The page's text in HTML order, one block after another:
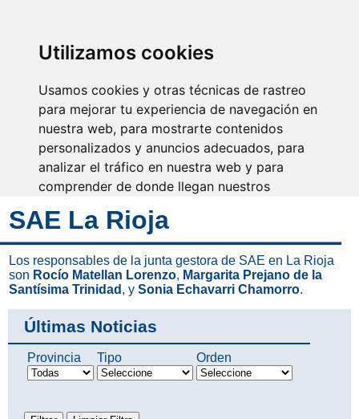
Utilizamos cookies
Usamos cookies y otras técnicas de rastreo
para mejorar tu experiencia de navegación en
nuestra web, para mostrarte contenidos
personalizados y anuncios adecuados, para
analizar el tráfico en nuestra web y para
comprender de donde llegan nuestros
Aceptar
Rechazar
Configurar
Nuestra actividad es
fundamental
SAE La Rioja
Los responsables de la junta gestora de SAE en La Rioja
son Rocío Matellan Lorenzo, Margarita Prejano de la
Santísima Trinidad , ySonia Echavarri Chamorro.
Últimas Noticias
Provincia Tipo Orden